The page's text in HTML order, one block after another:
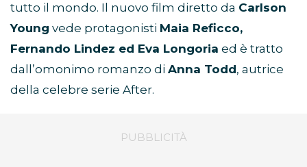
tutto il mondo. Il nuovo film diretto da Carlson
Young vede protagonisti Maia Reficco,
Fernando Lindez ed Eva Longoria ed è tratto
dall’omonimo romanzo di Anna Todd, autrice
della celebre serie After.